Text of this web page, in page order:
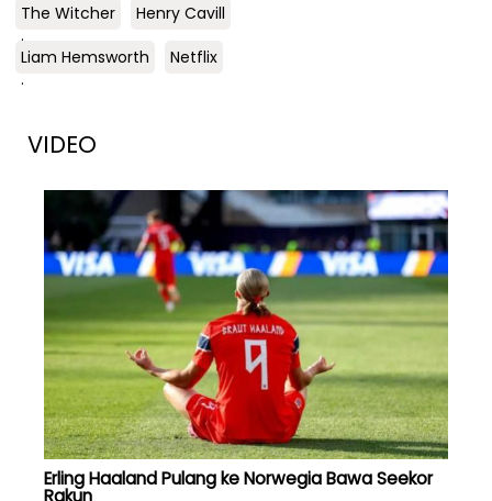
The Witcher
Henry Cavill
.
Liam Hemsworth
Netflix
.
VIDEO
Erling Haaland Pulang ke Norwegia Bawa Seekor
Rakun